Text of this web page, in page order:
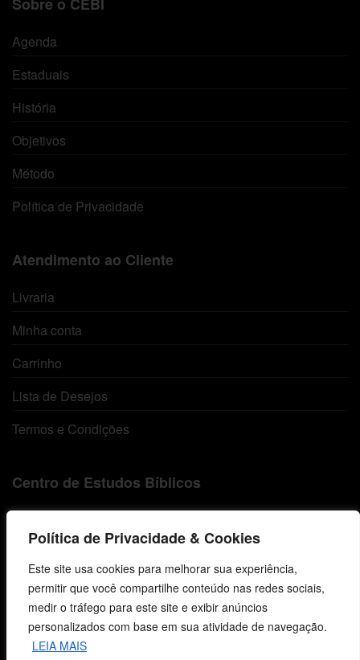
Política de Privacidade & Cookies
Este site usa cookies para melhorar sua experiência,
permitir que você compartilhe conteúdo nas redes sociais,
medir o tráfego para este site e exibir anúncios
personalizados com base em sua atividade de navegação.
LEIA MAIS
Sobre o CEBI
Agenda
Estaduais
História
Objetivos
Método
Política de Privacidade
Atendimento ao Cliente
Livraria
Minha conta
Carrinho
Lista de Desejos
Termos e Condições
Centro de Estudos Bíblicos
São Leopoldo, RS, Brasil
Fale Conosco
E-mails
vendas@cebi.org.br